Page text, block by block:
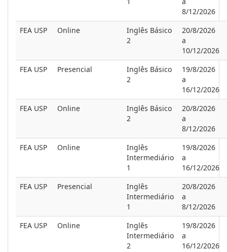
8/12/2026
FEA USP
Online
Inglês Básico
2
20/8/2026
a
10/12/2026
FEA USP
Presencial
Inglês Básico
2
19/8/2026
a
16/12/2026
FEA USP
Online
Inglês Básico
2
20/8/2026
a
8/12/2026
FEA USP
Online
Inglês
Intermediário
1
19/8/2026
a
16/12/2026
FEA USP
Presencial
Inglês
Intermediário
1
20/8/2026
a
8/12/2026
FEA USP
Online
Inglês
Intermediário
2
19/8/2026
a
16/12/2026